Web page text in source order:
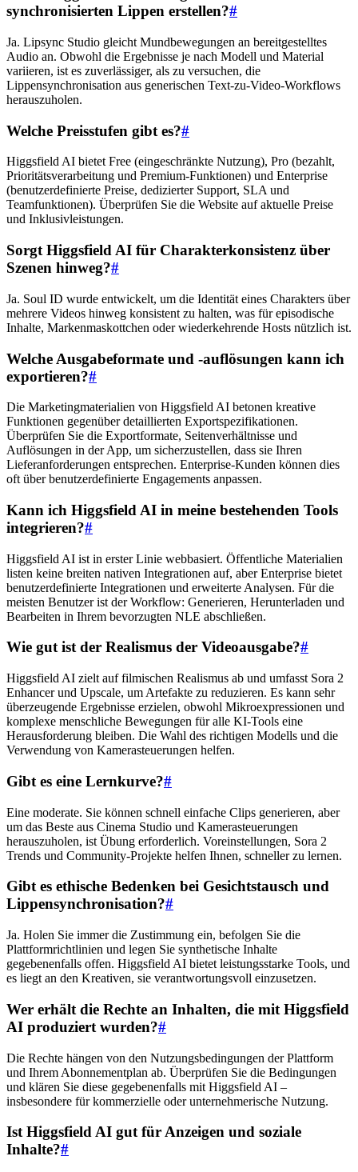
synchronisierten Lippen erstellen?#
Ja. Lipsync Studio gleicht Mundbewegungen an bereitgestelltes
Audio an. Obwohl die Ergebnisse je nach Modell und Material
variieren, ist es zuverlässiger, als zu versuchen, die
Lippensynchronisation aus generischen Text-zu-Video-Workflows
herauszuholen.
Welche Preisstufen gibt es?#
Higgsfield AI bietet Free (eingeschränkte Nutzung), Pro (bezahlt,
Prioritätsverarbeitung und Premium-Funktionen) und Enterprise
(benutzerdefinierte Preise, dedizierter Support, SLA und
Teamfunktionen). Überprüfen Sie die Website auf aktuelle Preise
und Inklusivleistungen.
Sorgt Higgsfield AI für Charakterkonsistenz über
Szenen hinweg?#
Ja. Soul ID wurde entwickelt, um die Identität eines Charakters über
mehrere Videos hinweg konsistent zu halten, was für episodische
Inhalte, Markenmaskottchen oder wiederkehrende Hosts nützlich ist.
Welche Ausgabeformate und -auflösungen kann ich
exportieren?#
Die Marketingmaterialien von Higgsfield AI betonen kreative
Funktionen gegenüber detaillierten Exportspezifikationen.
Überprüfen Sie die Exportformate, Seitenverhältnisse und
Auflösungen in der App, um sicherzustellen, dass sie Ihren
Lieferanforderungen entsprechen. Enterprise-Kunden können dies
oft über benutzerdefinierte Engagements anpassen.
Kann ich Higgsfield AI in meine bestehenden Tools
integrieren?#
Higgsfield AI ist in erster Linie webbasiert. Öffentliche Materialien
listen keine breiten nativen Integrationen auf, aber Enterprise bietet
benutzerdefinierte Integrationen und erweiterte Analysen. Für die
meisten Benutzer ist der Workflow: Generieren, Herunterladen und
Bearbeiten in Ihrem bevorzugten NLE abschließen.
Wie gut ist der Realismus der Videoausgabe?#
Higgsfield AI zielt auf filmischen Realismus ab und umfasst Sora 2
Enhancer und Upscale, um Artefakte zu reduzieren. Es kann sehr
überzeugende Ergebnisse erzielen, obwohl Mikroexpressionen und
komplexe menschliche Bewegungen für alle KI-Tools eine
Herausforderung bleiben. Die Wahl des richtigen Modells und die
Verwendung von Kamerasteuerungen helfen.
Gibt es eine Lernkurve?#
Eine moderate. Sie können schnell einfache Clips generieren, aber
um das Beste aus Cinema Studio und Kamerasteuerungen
herauszuholen, ist Übung erforderlich. Voreinstellungen, Sora 2
Trends und Community-Projekte helfen Ihnen, schneller zu lernen.
Gibt es ethische Bedenken bei Gesichtstausch und
Lippensynchronisation?#
Ja. Holen Sie immer die Zustimmung ein, befolgen Sie die
Plattformrichtlinien und legen Sie synthetische Inhalte
gegebenenfalls offen. Higgsfield AI bietet leistungsstarke Tools, und
es liegt an den Kreativen, sie verantwortungsvoll einzusetzen.
Wer erhält die Rechte an Inhalten, die mit Higgsfield
AI produziert wurden?#
Die Rechte hängen von den Nutzungsbedingungen der Plattform
und Ihrem Abonnementplan ab. Überprüfen Sie die Bedingungen
und klären Sie diese gegebenenfalls mit Higgsfield AI –
insbesondere für kommerzielle oder unternehmerische Nutzung.
Ist Higgsfield AI gut für Anzeigen und soziale
Inhalte?#